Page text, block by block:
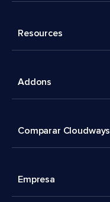
Resources
Addons
Comparar Cloudways
Empresa